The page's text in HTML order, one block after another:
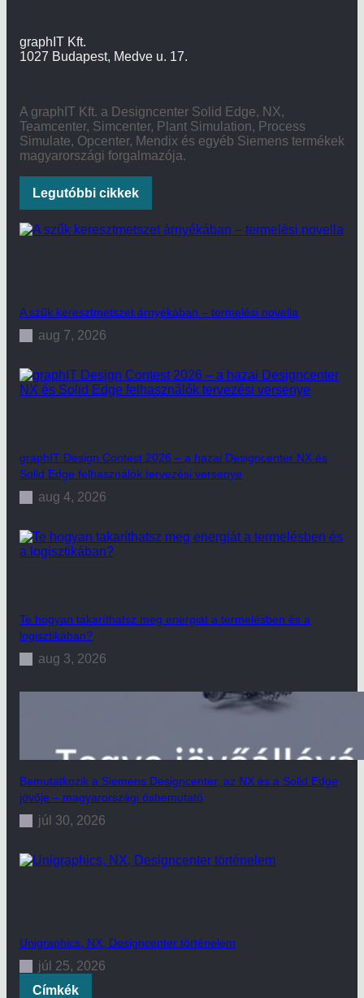
graphIT Kft.
1027 Budapest, Medve u. 17.
A graphIT Kft. a Designcenter Solid Edge, NX,
Teamcenter, Simcenter, Plant Simulation, Process
Simulate, Opcenter, Mendix és egyéb Siemens termékek
magyarországi forgalmazója.
Legutóbbi cikkek
A szűk keresztmetszet árnyékában – termelési novella
aug 7, 2026
graphIT Design Contest 2026 – a hazai Designcenter NX és
Solid Edge felhasználók tervezési versenye
aug 4, 2026
Te hogyan takaríthatsz meg energiát a termelésben és a
logisztikában?
aug 3, 2026
Bemutatkozik a Siemens Designcenter, az NX és a Solid Edge
jövője – magyarországi ősbemutató
júl 30, 2026
Unigraphics, NX, Designcenter történelem
júl 25, 2026
Címkék